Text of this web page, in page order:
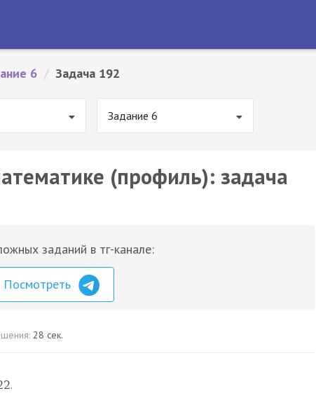
6 / Задача 192
Задание 6
(профиль): задача
заданий в тг-канале:
Посмотреть
28 сек.
.